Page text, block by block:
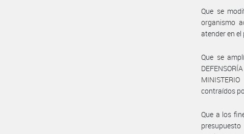
Que se
organismo
atender en
Que se
contraídos
Que a los